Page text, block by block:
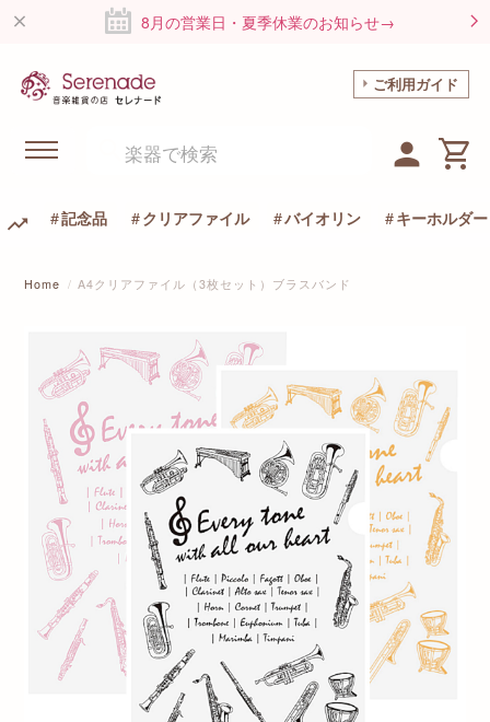
8月の営業日・夏季休業のお知らせ→
ご利用ガイド
記念品 クリアファイル バイオリン キーホルダー
Home A4クリアファイル（3枚セット）ブラスバンド